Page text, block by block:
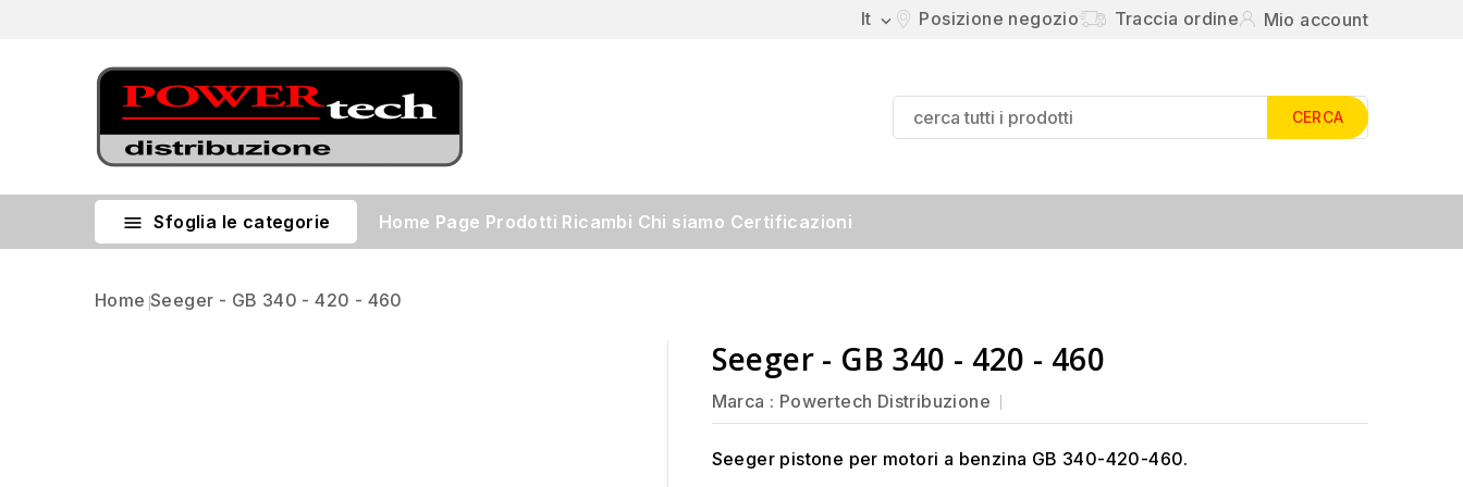
It  Posizione negozio Traccia ordine Mio account
CERCA
 Sfoglia le categorie Home Page Prodotti Ricambi Chi siamo Certificazioni
Home Seeger - GB 340 - 420 - 460
Seeger - GB 340 - 420 - 460
Marca : Powertech Distribuzione
Seeger pistone per motori a benzina GB 340-420-460.